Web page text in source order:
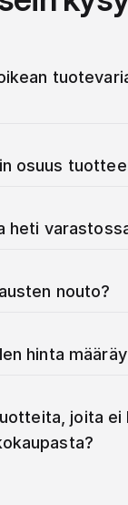
osuus
heti
nouto?
hinta
joita ei